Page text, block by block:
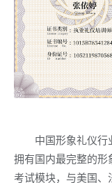
中国形象礼仪
拥有国内最完整的
考试模块，与美国